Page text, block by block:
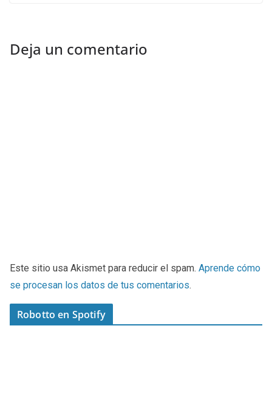
Deja un comentario
Este sitio usa Akismet para reducir el spam. Aprende cómo
se procesan los datos de tus comentarios.
Robotto en Spotify